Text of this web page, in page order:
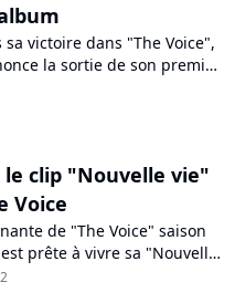
sa victoire dans "The Voice",
la sortie de son premier
pour le 26 août prochain.
le clip "Nouvelle vie"
Voice
de "The Voice" saison
prête à vivre sa "Nouvelle
le chante sur son